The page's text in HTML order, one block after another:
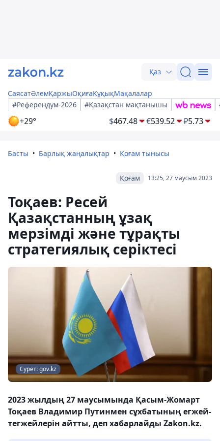
Қаз
СаясатӘлемҚаржыОқиғаҚұқықМақалалар
#Референдум-2026
#Қазақстан мақтанышы
+29° $467.48 €539.52 ₽5.73
Басты Барлық жаңалықтар Қоғам тынысы
13:25, 27 маусым 2023
Қоғам
Тоқаев: Ресей
Қазақстанның ұзақ
мерзімді және тұрақты
стратегиялық серіктесі
Сурет: gov.kz
2023 жылдың 27 маусымында Қасым-Жомарт
Тоқаев Владимир Путинмен сұхбатының егжей-
тегжейлерін айтты, деп хабарлайды Zakon.kz.